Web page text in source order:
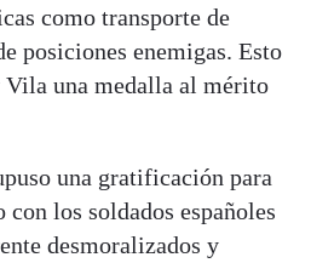
como transporte de
posiciones enemigas. Esto
una medalla al mérito
una gratificación para
los soldados españoles
desmoralizados y